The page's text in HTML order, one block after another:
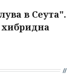
в Сеута".